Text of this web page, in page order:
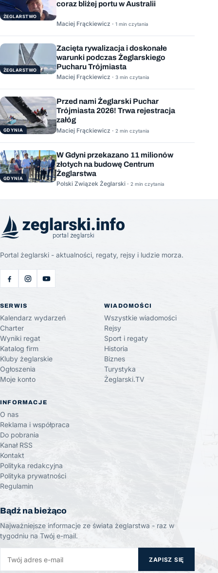
ŻEGLARSTWO
coraz bliżej portu w Australii
Maciej Frąckiewicz · 1 min czytania
ŻEGLARSTWO
Zacięta rywalizacja i doskonałe
warunki podczas Żeglarskiego
Pucharu Trójmiasta
Maciej Frąckiewicz · 3 min czytania
GDYNIA
Przed nami Żeglarski Puchar
Trójmiasta 2026! Trwa rejestracja
załóg
Maciej Frąckiewicz · 2 min czytania
GDYNIA
W Gdyni przekazano 11 milionów
złotych na budowę Centrum
Żeglarstwa
Polski Związek Żeglarski · 2 min czytania
Portal żeglarski - aktualności, regaty, rejsy i ludzie morza.
SERWIS
Kalendarz wydarzeń
Charter
Wyniki regat
Katalog firm
Kluby żeglarskie
Ogłoszenia
Moje konto
WIADOMOŚCI
Wszystkie wiadomości
Rejsy
Sport i regaty
Historia
Biznes
Turystyka
Żeglarski.TV
INFORMACJE
O nas
Reklama i współpraca
Do pobrania
Kanał RSS
Kontakt
Polityka redakcyjna
Polityka prywatności
Regulamin
Bądź na bieżąco
Najważniejsze informacje ze świata żeglarstwa - raz w
tygodniu na Twój e-mail.
ZAPISZ SIĘ